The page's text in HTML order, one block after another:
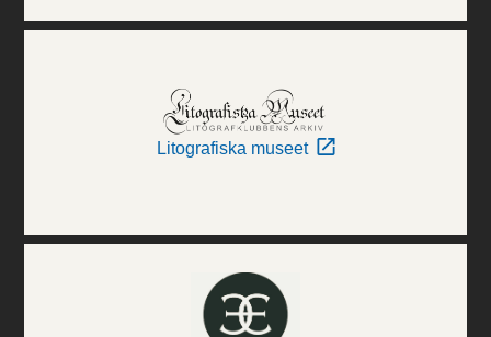
Litografiska museet